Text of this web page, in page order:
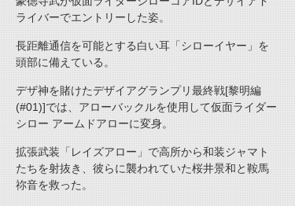
ライバーでエントリーした姿。
長距離通信を可能とする白い耳「シローイヤー」を
頭部に備えている。
デザ神を賭けたデザイアグランプリ最終戦[黎明編
(#01)]では、アローバックルを使用して仮面ライダー
シロー アームドアローに変身。
拡張武装「レイズアロー」で高所から和装ジャマト
たちを射抜き、彼らに襲われていた桜井景和と鞍馬
祢音を救った。